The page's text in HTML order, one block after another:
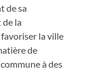
de sa
de la
la ville
de
à des